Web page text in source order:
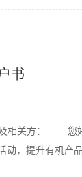
书
相关方： 您好
动，提升有机产